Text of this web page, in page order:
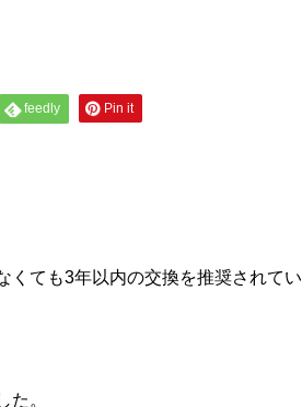
feedly Pin it
くても3年以内の交換を推奨されてい
。